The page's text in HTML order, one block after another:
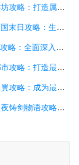
大话作坊攻略：打造属于自己的武器
PS4美国末日攻略：生存技巧、任务流程和武器选择
7Days攻略：全面深入解析，让你轻松通关
消灭都市攻略：打造最强阵容，轻松征服城市
新梦之翼攻略：成为最强玩家的秘诀
召唤之夜铸剑物语攻略：打造最强武器与挑战BOSS